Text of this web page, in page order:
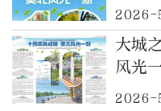
2026-
大城
风光
2026-